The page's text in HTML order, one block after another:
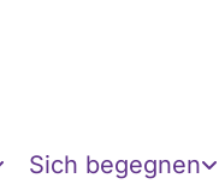
Sich begegnen